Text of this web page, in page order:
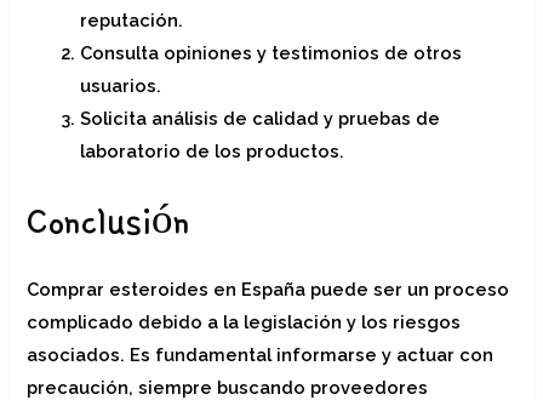
reputación.
Consulta opiniones y testimonios de otros
usuarios.
Solicita análisis de calidad y pruebas de
laboratorio de los productos.
Conclusión
Comprar esteroides en España puede ser un proceso
complicado debido a la legislación y los riesgos
asociados. Es fundamental informarse y actuar con
precaución, siempre buscando proveedores